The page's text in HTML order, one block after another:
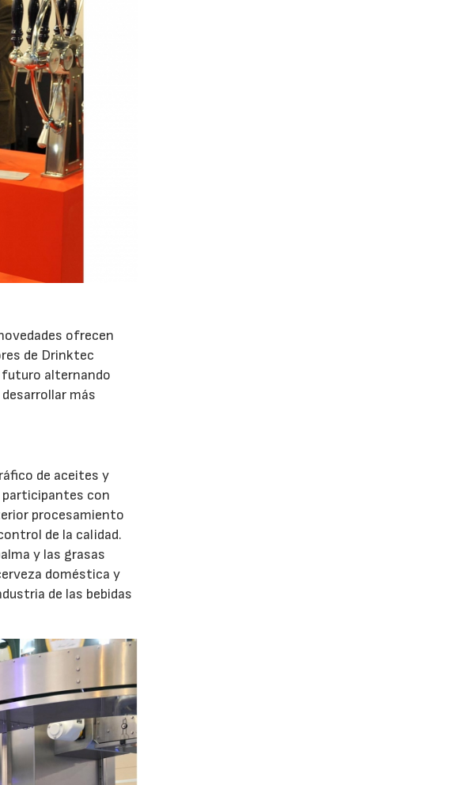
ofrecen
de Drinktec
futuro alternando
más
de aceites y
participantes con
procesamiento
de la calidad.
y las grasas
doméstica y
de las bebidas